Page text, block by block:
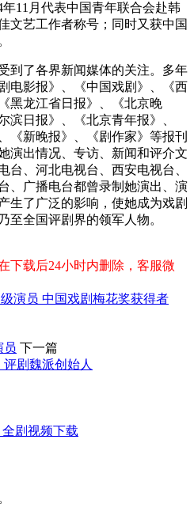
11月代表中国青年联合会赴韩
文艺工作者称号；同时又获中国
到了各界新闻媒体的关注。多年
电影报》、《中国戏剧》、《西
黑龙江省日报》、《北京晚
滨日报》、《北京青年报》、
《新晚报》、《剧作家》等报刊
演出情况、专访、新闻和评介文
台、河北电视台、西安电视台、
、广播电台都曾录制她演出、演
生了广泛的影响，使她成为戏剧
至全国评剧界的领军人物。
下载后24小时内删除，客服微
演员 中国戏剧梅花奖获得者
员 下一篇
剧魏派创始人
剧视频下载
。